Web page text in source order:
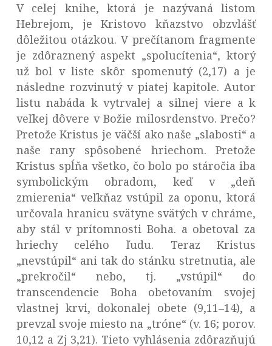
V celej knihe, ktorá je nazývaná listom
Hebrejom, je Kristovo kňazstvo obzvlášť
dôležitou otázkou. V prečítanom fragmente
je zdôraznený aspekt „spolucítenia“, ktorý
už bol v liste skôr spomenutý (2,17) a je
následne rozvinutý v piatej kapitole. Autor
listu nabáda k vytrvalej a silnej viere a k
veľkej dôvere v Božie milosrdenstvo. Prečo?
Pretože Kristus je väčší ako naše „slabosti“ a
naše rany spôsobené hriechom. Pretože
Kristus spĺňa všetko, čo bolo po stáročia iba
symbolickým obradom, keď v „deň
zmierenia“ veľkňaz vstúpil za oponu, ktorá
určovala hranicu svätyne svätých v chráme,
aby stál v prítomnosti Boha. a obetoval za
hriechy celého ľudu. Teraz Kristus
„nevstúpil“ ani tak do stánku stretnutia, ale
„prekročil“ nebo, tj. „vstúpil“ do
transcendencie Boha obetovaním svojej
vlastnej krvi, dokonalej obete (9,11–14), a
prevzal svoje miesto na „tróne“ (v. 16; porov.
10,12 a Zj 3,21). Tieto vyhlásenia zdôrazňujú